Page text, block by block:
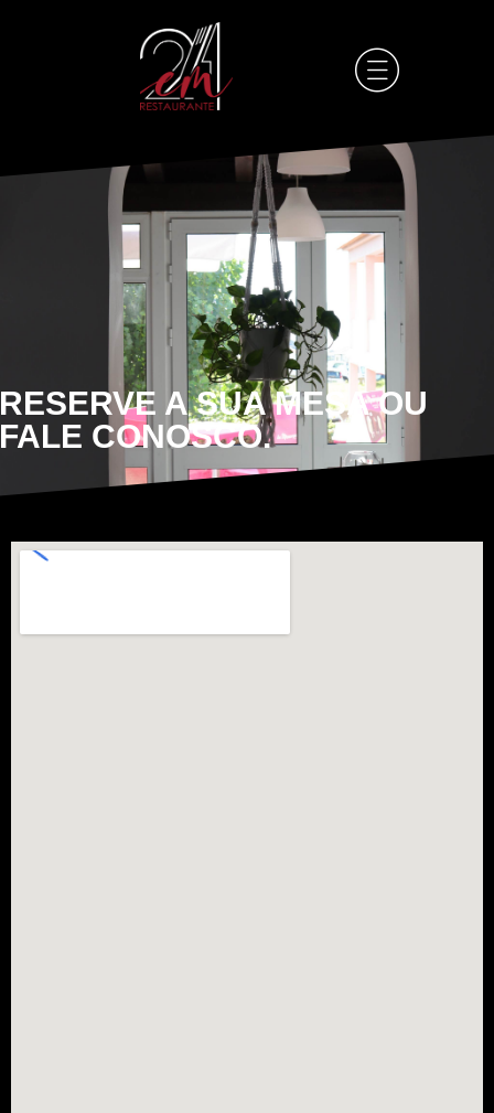
RESERVE A SUA MESA OU
FALE CONOSCO.